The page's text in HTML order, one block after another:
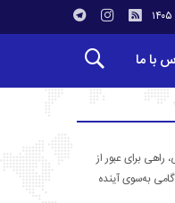
با ما
راهی برای عبور از
به‌سوی آینده